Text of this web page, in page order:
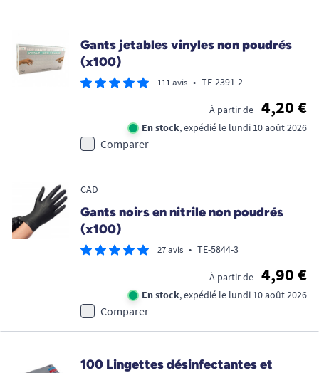
Gants jetables vinyles non poudrés
(x100)
111 avis • TE-2391-2
À partir de 4,20 €
En stock, expédié le lundi 10 août 2026
Comparer
CAD
Gants noirs en nitrile non poudrés
(x100)
27 avis • TE-5844-3
À partir de 4,90 €
En stock, expédié le lundi 10 août 2026
Comparer
100 Lingettes désinfectantes et